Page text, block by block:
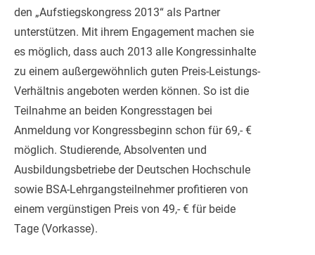
den „Aufstiegskongress 2013“ als Partner
unterstützen. Mit ihrem Engagement machen sie
es möglich, dass auch 2013 alle Kongressinhalte
zu einem außergewöhnlich guten Preis-Leistungs-
Verhältnis angeboten werden können. So ist die
Teilnahme an beiden Kongresstagen bei
Anmeldung vor Kongressbeginn schon für 69,- €
möglich. Studierende, Absolventen und
Ausbildungsbetriebe der Deutschen Hochschule
sowie BSA-Lehrgangsteilnehmer profitieren von
einem vergünstigen Preis von 49,- € für beide
Tage (Vorkasse).